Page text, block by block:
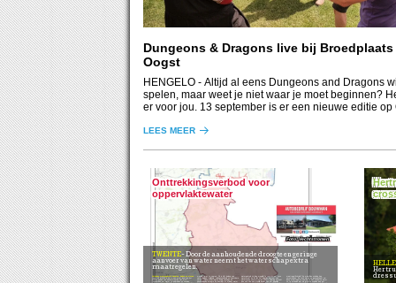
Dungeons & Dragons live bij Broedplaats
Oogst
HENGELO - Altijd al eens Dungeons and Dragons
spelen, maar weet je niet waar je moet beginnen?
er voor jou. 13 september is er een nieuwe editie op
LEES MEER
Onttrekkingsverbod voor
oppervlaktewater
TWENTE
aanvoer van water neemt het waterschap extra
maatregelen.
Vechtstromen